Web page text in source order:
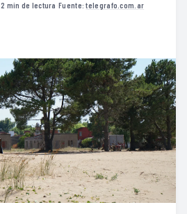
2 min de lectura ·Fuente:telegrafo.com.ar